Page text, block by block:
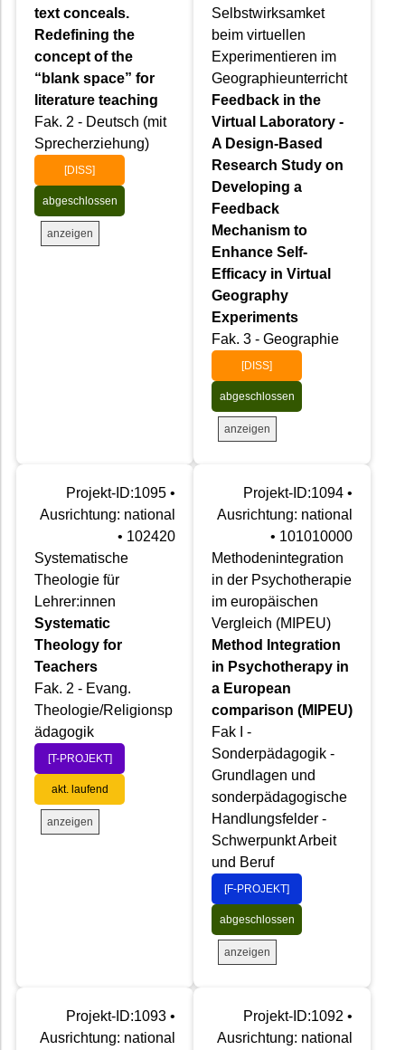
text conceals.
Redefining the
concept of the
“blank space” for
literature teaching
Fak. 2 - Deutsch (mit
Sprecherziehung)
[DISS]
abgeschlossen
anzeigen
Selbstwirksamket
beim virtuellen
Experimentieren im
Geographieunterricht
Feedback in the
Virtual Laboratory -
A Design-Based
Research Study on
Developing a
Feedback
Mechanism to
Enhance Self-
Efficacy in Virtual
Geography
Experiments
Fak. 3 - Geographie
[DISS]
abgeschlossen
anzeigen
Projekt-ID:1095 •
Ausrichtung: national
• 102420
Systematische
Theologie für
Lehrer:innen
Systematic
Theology for
Teachers
Fak. 2 - Evang.
Theologie/Religionsp
ädagogik
[T-PROJEKT]
akt. laufend
anzeigen
Projekt-ID:1094 •
Ausrichtung: national
• 101010000
Methodenintegration
in der Psychotherapie
im europäischen
Vergleich (MIPEU)
Method Integration
in Psychotherapy in
a European
comparison (MIPEU)
Fak I -
Sonderpädagogik -
Grundlagen und
sonderpädagogische
Handlungsfelder -
Schwerpunkt Arbeit
und Beruf
[F-PROJEKT]
abgeschlossen
anzeigen
Projekt-ID:1093 •
Ausrichtung: national
Projekt-ID:1092 •
Ausrichtung: national